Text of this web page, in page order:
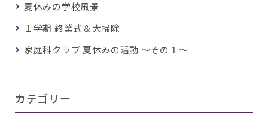
夏休みの学校風景
１学期 終業式＆大掃除
家庭科クラブ 夏休みの活動 ～その１～
カテゴリー